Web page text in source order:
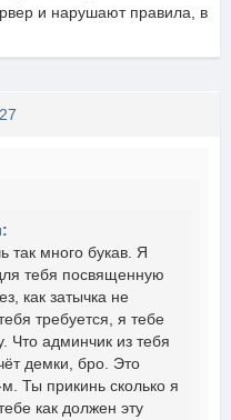
и нарушают правила, в
так много букав. Я
тебя посвященную
как затычка не
требуется, я тебе
Что админчик из тебя
демки, бро. Это
Ты прикинь сколько я
как должен эту